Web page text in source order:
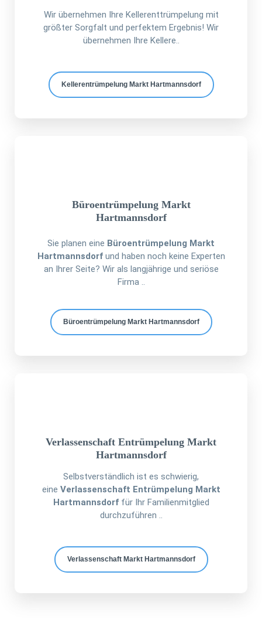
Wir übernehmen Ihre Kellerenttrümpelung mit
größter Sorgfalt und perfektem Ergebnis! Wir
übernehmen Ihre Kellere..
Kellerentrümpelung Markt Hartmannsdorf
Büroentrümpelung Markt
Hartmannsdorf
Sie planen eine Büroentrümpelung Markt
Hartmannsdorf und haben noch keine Experten
an Ihrer Seite? Wir als langjährige und seriöse
Firma ..
Büroentrümpelung Markt Hartmannsdorf
Verlassenschaft Entrümpelung Markt
Hartmannsdorf
Selbstverständlich ist es schwierig,
eine Verlassenschaft Entrümpelung Markt
Hartmannsdorffür Ihr Familienmitglied
durchzuführen ..
Verlassenschaft Markt Hartmannsdorf